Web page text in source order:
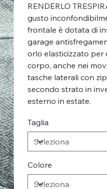
RENDERLO
gusto
frontale è dotata di
garage
orlo elasticizzato per
corpo, anche nei
tasche laterali con
secondo strato in
esterno in estate.
Taglia
Colore